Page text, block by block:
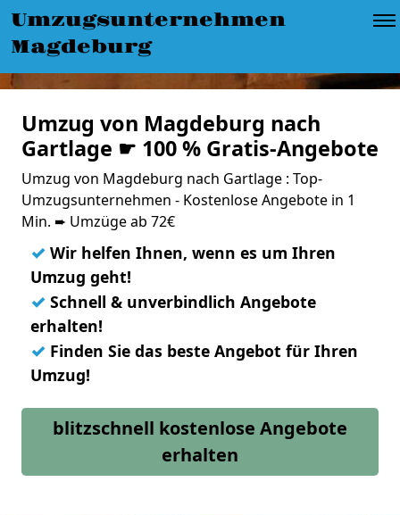
Umzugsunternehmen
Magdeburg
Umzug von Magdeburg nach
Gartlage ☛ 100 % Gratis-Angebote
Umzug von Magdeburg nach Gartlage : Top-
Umzugsunternehmen - Kostenlose Angebote in 1
Min. ➨ Umzüge ab 72€
✓ Wir helfen Ihnen, wenn es um Ihren
Umzug geht!
✓ Schnell & unverbindlich Angebote
erhalten!
✓ Finden Sie das beste Angebot für Ihren
Umzug!
blitzschnell kostenlose Angebote
erhalten